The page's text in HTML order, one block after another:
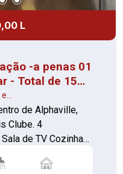
L
-a penas 01
- Total de 15
e
SP
de Alphaville,
Clube. 4
de TV Cozinha
4